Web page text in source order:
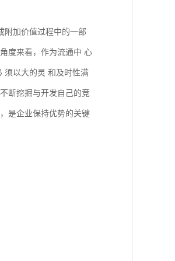
附加价值过程中的一部
度来看，作为流通中 心
须以大的灵 和及时性满
断挖掘与开发自己的竞
是企业保持优势的关键